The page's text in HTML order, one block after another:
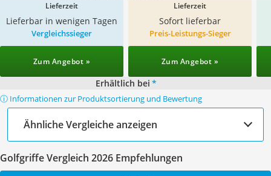
Lieferzeit
Lieferbar in wenigen Tagen
Lieferzeit
Sofort lieferbar
Vergleichssieger
Zum Angebot »
Preis-Leistungs-Sieger
Zum Angebot »
Erhältlich bei *
ⓘ Informationen zur Produktsortierung und Bewertung
Ähnliche Vergleiche anzeigen
Golfgriffe Vergleich 2026 Empfehlungen